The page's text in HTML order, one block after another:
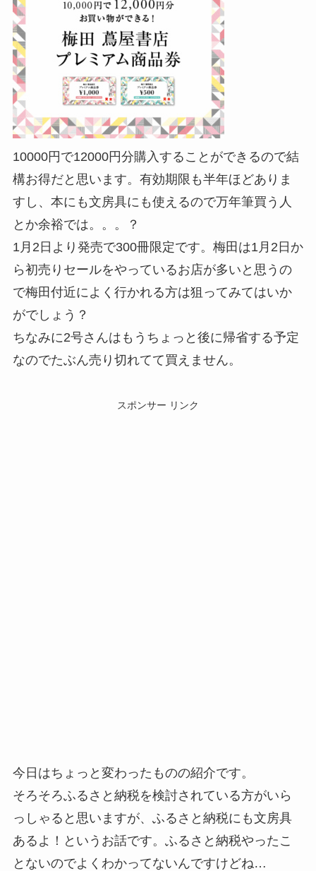
10000円で12000円分購入することができるので結
構お得だと思います。有効期限も半年ほどありま
すし、本にも文房具にも使えるので万年筆買う人
とか余裕では。。。？
1月2日より発売で300冊限定です。梅田は1月2日か
ら初売りセールをやっているお店が多いと思うの
で梅田付近によく行かれる方は狙ってみてはいか
がでしょう？
ちなみに2号さんはもうちょっと後に帰省する予定
なのでたぶん売り切れてて買えません。
スポンサー リンク
今日はちょっと変わったものの紹介です。
そろそろふるさと納税を検討されている方がいら
っしゃると思いますが、ふるさと納税にも文房具
あるよ！というお話です。ふるさと納税やったこ
とないのでよくわかってないんですけどね…